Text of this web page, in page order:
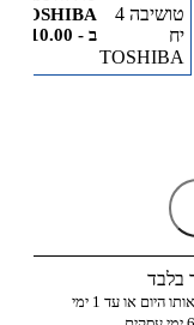
TOSHIBA
ב - 10.00
בלבד
פריטים שהם לא אופניים בדרך כלל מוכנים לאיסוף באותו היום או עד 1 ימי